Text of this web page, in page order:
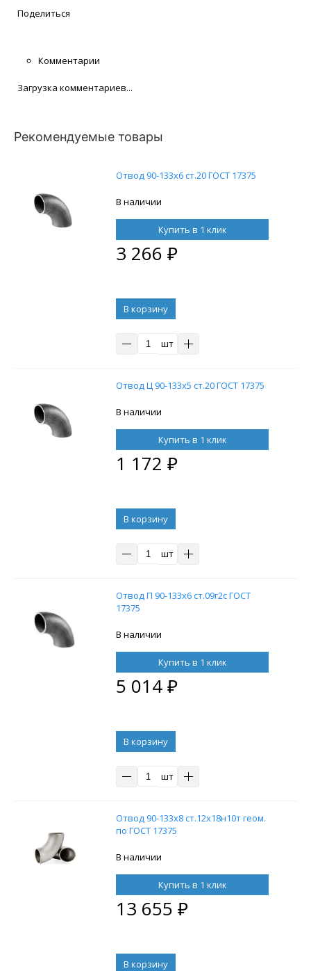
Поделиться
Комментарии
Загрузка комментариев...
Рекомендуемые товары
Отвод 90-133х6 ст.20 ГОСТ 17375
В наличии
Купить в 1 клик
3 266 ₽
В корзину
шт
Отвод Ц 90-133х5 ст.20 ГОСТ 17375
В наличии
Купить в 1 клик
1 172 ₽
В корзину
шт
Отвод П 90-133х6 ст.09г2с ГОСТ
17375
В наличии
Купить в 1 клик
5 014₽
В корзину
шт
Отвод 90-133х8 ст.12х18н10т геом.
по ГОСТ 17375
В наличии
Купить в 1 клик
13 655 ₽
В корзину